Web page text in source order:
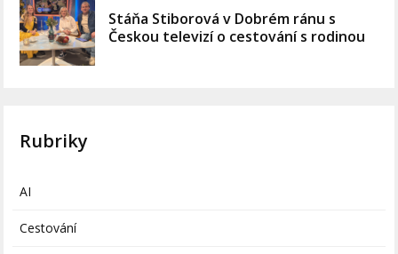
Stáňa Stiborová v Dobrém ránu s
Českou televizí o cestování s rodinou
Rubriky
AI
Cestování